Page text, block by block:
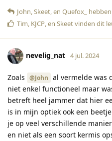
John,Skeet, en Quefox_
Tim, KJCP, en Skeetvinden dit
nevelig_nat 4 jul. 2024
Zoals @John al vermelde was
niet enkel functioneel maar
betreft heel jammer dat hier
is in mijn optiek ook een
je op veel verschillende
en niet als een soort kermis